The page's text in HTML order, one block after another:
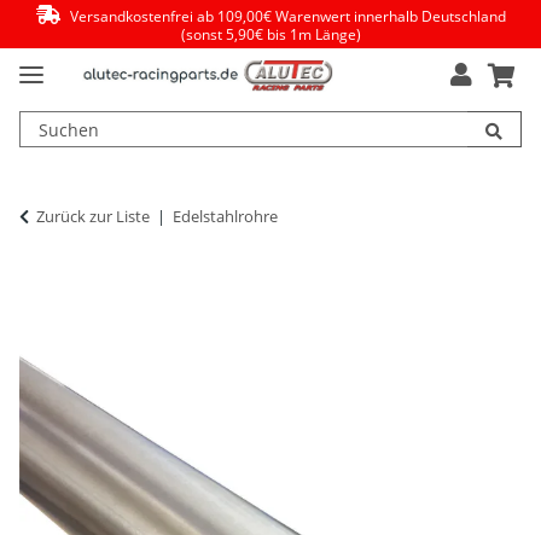
Versandkostenfrei ab 109,00€ Warenwert innerhalb Deutschland
(sonst 5,90€ bis 1m Länge)
Zurück zur Liste Edelstahlrohre